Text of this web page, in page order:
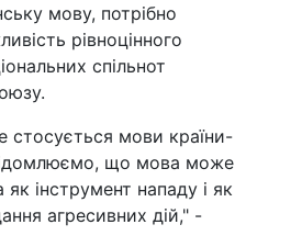
мову, потрібно
рівноцінного
спільнот
стосується мови країни-
що мова може
інструмент нападу і як
агресивних дій," -